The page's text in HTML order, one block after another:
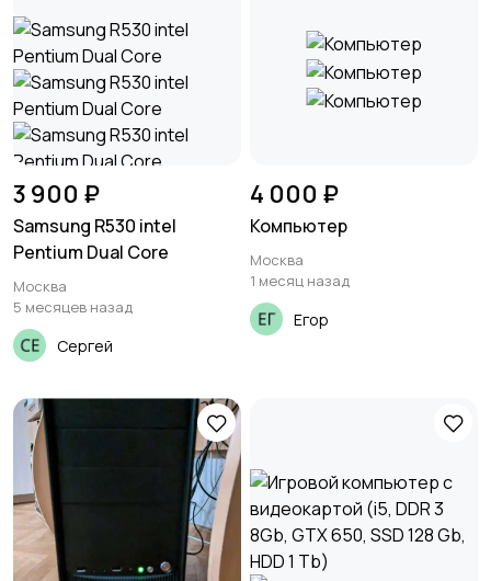
3 900 ₽
Samsung R530 intel
Pentium Dual Core
Москва
5 месяцев назад
Сергей
4 000 ₽
Компьютер
Москва
1 месяц назад
Егор